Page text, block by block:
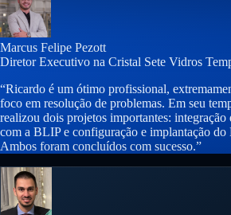
Marcus Felipe Pezott
Diretor Executivo na Cristal Sete Vidros
“Ricardo é um ótimo profissional,
foco em resolução de problemas. Em seu
realizou dois projetos importantes:
com a BLIP e configuração e implantação
Ambos foram concluídos com sucesso.”